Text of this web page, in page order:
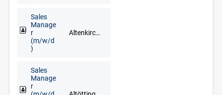
Sales
Manage
r
(m/w/d
)
Altenkirchen (Westerwald), Andernach, Bendorf, Cochem, Koblenz, Mayen, Montabaur, Neuwied, Trier, Westerburg
Sales
Manage
r